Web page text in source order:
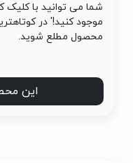
شما می توانید با
موجود کنید!' در
محصول مطلع شوید.
این